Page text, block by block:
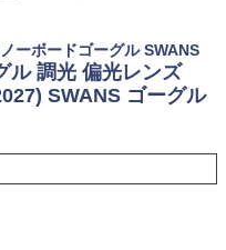
ーボードゴーグル SWANS
ル 調光 偏光レンズ
SWANS ゴーグル